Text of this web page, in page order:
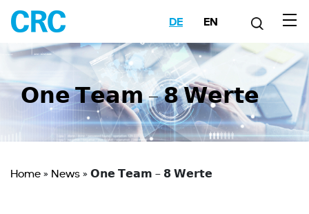
DE EN
𝗢𝗻𝗲 𝗧𝗲𝗮𝗺 – 𝟴 𝗪𝗲𝗿𝘁𝗲
Home» News»𝗢𝗻𝗲 𝗧𝗲𝗮𝗺 – 𝟴 𝗪𝗲𝗿𝘁𝗲